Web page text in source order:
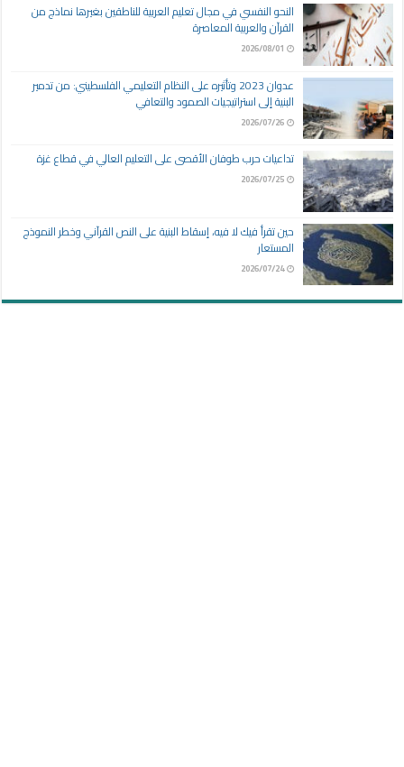
النحو النفسي في مجال تعليم العربية للناطقين بغيرها نماذج من
القرآن والعربية المعاصرة
2026/08/01
عدوان 2023 وتأثيره على النظام التعليمي الفلسطيني: من تدمير
البنية إلى استراتيجيات الصمود والتعافي
2026/07/26
تداعيات حرب طوفان الأقصى على التعليم العالي في قطاع غزة
2026/07/25
حين تقرأ فيك لا فيه، إسقاط البنية على النص القرآني وخطر النموذج
المستعار
2026/07/24